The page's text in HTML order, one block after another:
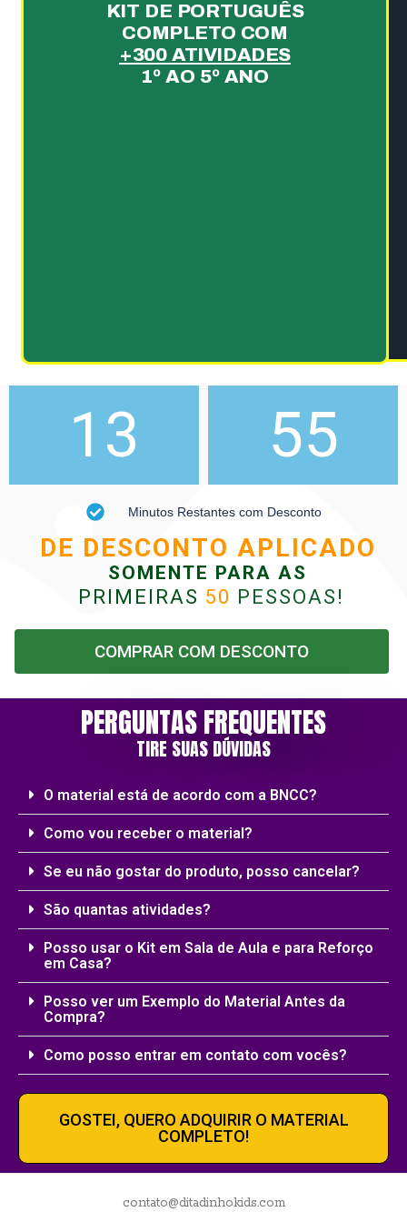
KIT DE PORTUGUÊS
COMPLETO COM
+300 ATIVIDADES
1º AO 5º ANO
13 54
Minutos Restantes com Desconto
DE DESCONTO APLICADO
SOMENTE PARA AS
PRIMEIRAS 50 PESSOAS !
COMPRAR COM DESCONTO
PERGUNTAS FREQUENTES
TIRE SUAS DÚVIDAS
O material está de acordo com a BNCC?
Como vou receber o material?
Se eu não gostar do produto, posso cancelar?
São quantas atividades?
Posso usar o Kit em Sala de Aula e para Reforço
em Casa?
Posso ver um Exemplo do Material Antes da
Compra?
Como posso entrar em contato com vocês?
GOSTEI, QUERO ADQUIRIR O MATERIAL
COMPLETO!
contato@ditadinhokids.com